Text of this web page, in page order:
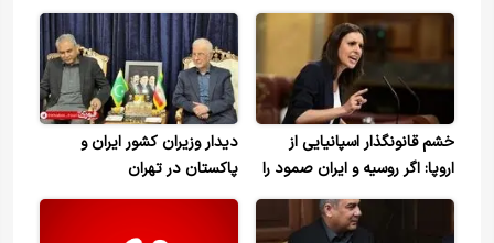
خشم قانونگذار اسپانیایی از
اروپا: اگر روسیه و ایران صمود را
می‌ربودند، چه رفتاری داشتید؟
دیدار وزیران کشور ایران و
پاکستان در تهران